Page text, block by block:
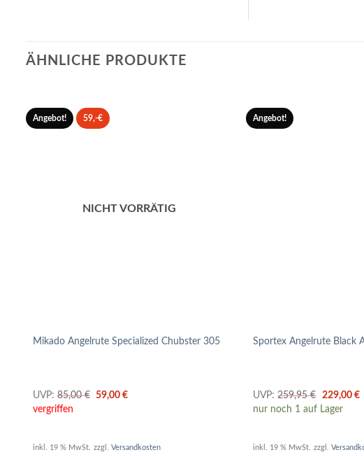
ÄHNLICHE PRODUKTE
Angebot! 59,-€
NICHT VORRÄTIG
Mikado Angelrute Specialized Chubster 305
UVP: 85,00€
Ursprünglicher
59,00€Aktueller
vergriffen
inkl. 19 % MwSt. zzgl. Versandkosten
Angebot!
Sportex Angelrute Black
UVP: 259,95€
Preis
war:
229,00 €
nur noch 1 auf Lager
inkl. 19 % MwSt. zzgl.